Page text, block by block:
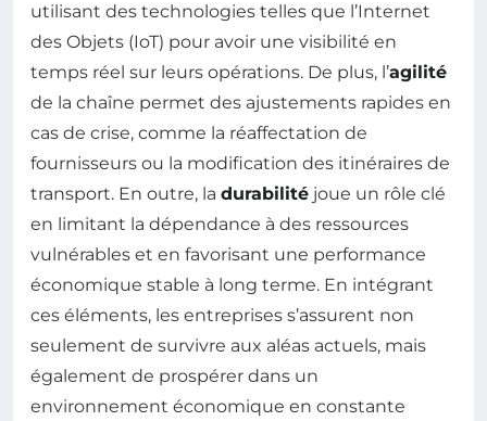
utilisant des technologies telles que l’Internet
des Objets (IoT) pour avoir une visibilité en
temps réel sur leurs opérations. De plus, l’agilité
de la chaîne permet des ajustements rapides en
cas de crise, comme la réaffectation de
fournisseurs ou la modification des itinéraires de
transport. En outre, la durabilité joue un rôle clé
en limitant la dépendance à des ressources
vulnérables et en favorisant une performance
économique stable à long terme. En intégrant
ces éléments, les entreprises s’assurent non
seulement de survivre aux aléas actuels, mais
également de prospérer dans un
environnement économique en constante